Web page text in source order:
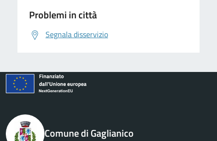
Problemi in città
Segnala disservizio
Comune di Gaglianico